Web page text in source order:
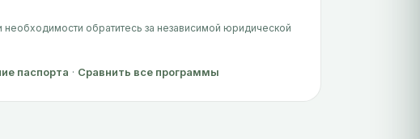
обратитесь за независимой юридической
паспорта · Сравнить все программы